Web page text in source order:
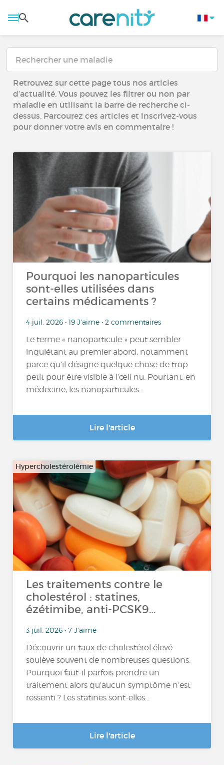
Retrouvez sur cette page tous nos articles
d’actualité. Vous pouvez les filtrer ou non par
maladie en utilisant la barre de recherche ci-
dessus. Parcourez ces articles et inscrivez-vous
pour donner votre avis en commentaire !
Pourquoi les nanoparticules
sont-elles utilisées dans
certains médicaments ?
4 juil. 2026 • 19 J'aime • 2 commentaires
Le terme « nanoparticule » peut sembler
inquiétant au premier abord, notamment
parce qu’il désigne quelque chose de trop
petit pour être visible à l’œil nu. Pourtant, en
médecine, les nanoparticules...
Lire l'article
Hypercholestérolémie
Les traitements contre le
cholestérol : statines,
ézétimibe, anti-PCSK9…
3 juil. 2026 • 7 J'aime
Découvrir un taux de cholestérol élevé
soulève souvent de nombreuses questions.
Pourquoi faut-il parfois prendre un
traitement alors qu’aucun symptôme n’est
ressenti ? Les statines sont-elles...
Lire l'article